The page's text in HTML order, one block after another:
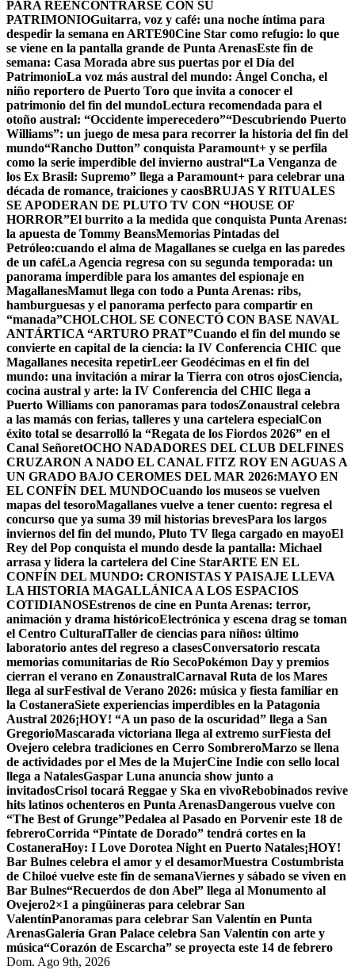
PARA REENCONTRARSE CON SU
PATRIMONIOGuitarra, voz y café: una noche íntima para
despedir la semana en ARTE90Cine Star como refugio: lo que
se viene en la pantalla grande de Punta ArenasEste fin de
semana: Casa Morada abre sus puertas por el Día del
PatrimonioLa voz más austral del mundo: Ángel Concha, el
niño reportero de Puerto Toro que invita a conocer el
patrimonio del fin del mundoLectura recomendada para el
otoño austral: “Occidente imperecedero”“Descubriendo Puerto
Williams”: un juego de mesa para recorrer la historia del fin del
mundo“Rancho Dutton” conquista Paramount+ y se perfila
como la serie imperdible del invierno austral“La Venganza de
los Ex Brasil: Supremo” llega a Paramount+ para celebrar una
década de romance, traiciones y caosBRUJAS Y RITUALES
SE APODERAN DE PLUTO TV CON “HOUSE OF
HORROR”El burrito a la medida que conquista Punta Arenas:
la apuesta de Tommy BeansMemorias Pintadas del
Petróleo:cuando el alma de Magallanes se cuelga en las paredes
de un caféLa Agencia regresa con su segunda temporada: un
panorama imperdible para los amantes del espionaje en
MagallanesMamut llega con todo a Punta Arenas: ribs,
hamburguesas y el panorama perfecto para compartir en
“manada”CHOLCHOL SE CONECTÓ CON BASE NAVAL
ANTÁRTICA “ARTURO PRAT”Cuando el fin del mundo se
convierte en capital de la ciencia: la IV Conferencia CHIC que
Magallanes necesita repetirLeer Geodécimas en el fin del
mundo: una invitación a mirar la Tierra con otros ojosCiencia,
cocina austral y arte: la IV Conferencia del CHIC llega a
Puerto Williams con panoramas para todosZonaustral celebra
a las mamás con ferias, talleres y una cartelera especialCon
éxito total se desarrolló la “Regata de los Fiordos 2026” en el
Canal SeñoretOCHO NADADORES DEL CLUB DELFINES
CRUZARON A NADO EL CANAL FITZ ROY EN AGUAS A
UN GRADO BAJO CEROMES DEL MAR 2026:MAYO EN
EL CONFÍN DEL MUNDOCuando los museos se vuelven
mapas del tesoroMagallanes vuelve a tener cuento: regresa el
concurso que ya suma 39 mil historias brevesPara los largos
inviernos del fin del mundo, Pluto TV llega cargado en mayoEl
Rey del Pop conquista el mundo desde la pantalla: Michael
arrasa y lidera la cartelera del Cine StarARTE EN EL
CONFÍN DEL MUNDO: CRONISTAS Y PAISAJE LLEVA
LA HISTORIA MAGALLÁNICA A LOS ESPACIOS
COTIDIANOSEstrenos de cine en Punta Arenas: terror,
animación y drama históricoElectrónica y escena drag se toman
el Centro CulturalTaller de ciencias para niños: último
laboratorio antes del regreso a clasesConversatorio rescata
memorias comunitarias de Río SecoPokémon Day y premios
cierran el verano en ZonaustralCarnaval Ruta de los Mares
llega al surFestival de Verano 2026: música y fiesta familiar en
la CostaneraSiete experiencias imperdibles en la Patagonia
Austral 2026¡HOY! “A un paso de la oscuridad” llega a San
GregorioMascarada victoriana llega al extremo surFiesta del
Ovejero celebra tradiciones en Cerro SombreroMarzo se llena
de actividades por el Mes de la MujerCine Indie con sello local
llega a NatalesGaspar Luna anuncia show junto a
invitadosCrisol tocará Reggae y Ska en vivoRebobinados revive
hits latinos ochenteros en Punta ArenasDangerous vuelve con
“The Best of Grunge”Pedalea al Pasado en Porvenir este 18 de
febreroCorrida “Píntate de Dorado” tendrá cortes en la
CostaneraHoy: I Love Dorotea Night en Puerto Natales¡HOY!
Bar Bulnes celebra el amor y el desamorMuestra Costumbrista
de Chiloé vuelve este fin de semanaViernes y sábado se viven en
Bar Bulnes“Recuerdos de don Abel” llega al Monumento al
Ovejero2×1 a pingüineras para celebrar San
ValentínPanoramas para celebrar San Valentín en Punta
ArenasGalería Gran Palace celebra San Valentín con arte y
música“Corazón de Escarcha” se proyecta este 14 de febrero
Dom. Ago 9th, 2026